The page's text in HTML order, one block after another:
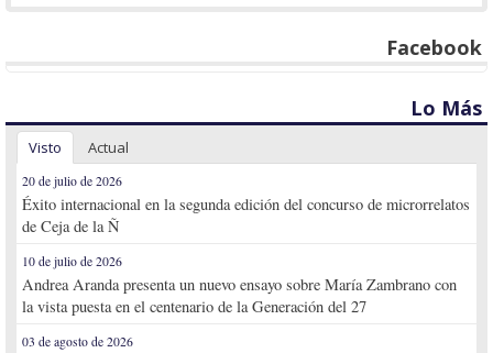
Facebook
Lo Más
Visto Actual
20 de julio de 2026
Éxito internacional en la segunda edición del concurso de microrrelatos
de Ceja de la Ñ
10 de julio de 2026
Andrea Aranda presenta un nuevo ensayo sobre María Zambrano con
la vista puesta en el centenario de la Generación del 27
03 de agosto de 2026